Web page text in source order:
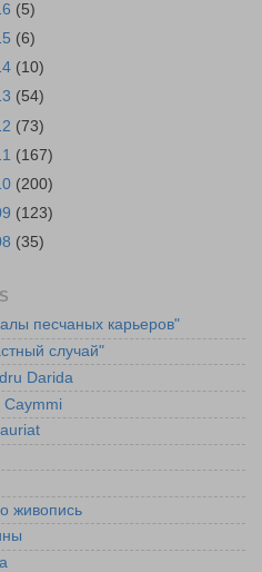
(5)
(6)
(10)
(54)
(73)
(167)
(200)
(123)
(35)
песчаных карьеров"
случай"
Darida
Caymmi
живопись